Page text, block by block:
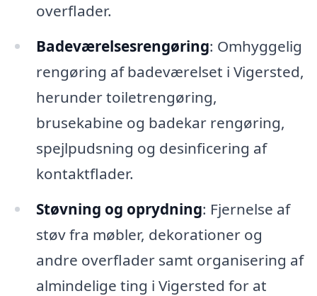
overflader.
Badeværelsesrengøring: Omhyggelig
rengøring af badeværelset i Vigersted,
herunder toiletrengøring,
brusekabine og badekar rengøring,
spejlpudsning og desinficering af
kontaktflader.
Støvning og oprydning: Fjernelse af
støv fra møbler, dekorationer og
andre overflader samt organisering af
almindelige ting i Vigersted for at